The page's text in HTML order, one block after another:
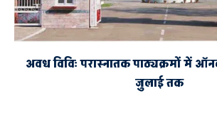
अवध विविः परास्नातक पाठ्यक्रमों में
जुलाई तक